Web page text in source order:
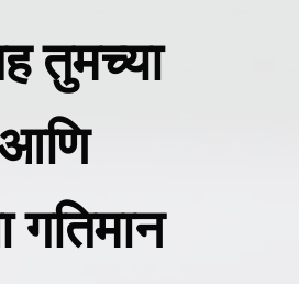
तुमच्या
गतिमान